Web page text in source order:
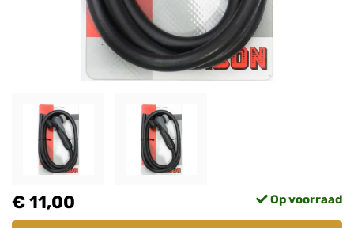
€ 11,00 Op voorraad